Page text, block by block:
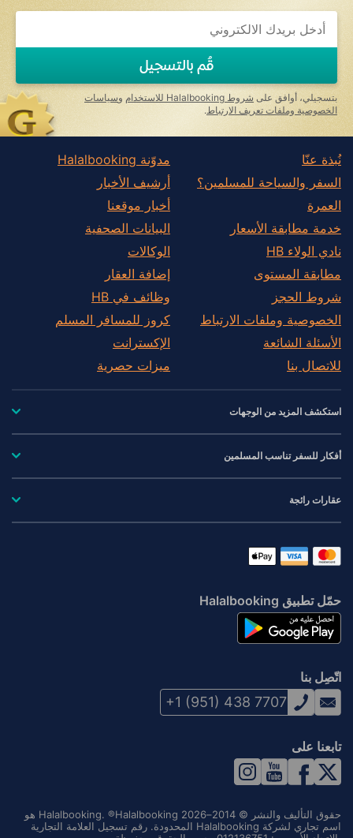
قُم بالتسجيل
بتسجيلي، أوافق على شروط Halalbooking للاستخدام وسياسات
الخصوصية وملفات تعريف الارتباط .
نُبذة عنّا
السفر والسياحة للمسلمين؟
العمرة
خدمة مطابقة الأسعار
نادي الولاء HB
مطابقة المستوى
شروط الحجز
الخصوصية وملفات الارتباط
الأسئلة الشائعة
للاتصال بنا
مدوّنة Halalbooking
أرشيف الأخبار
أخبار موقعنا
البيانات الصحفية
الوكالات
إضافة العقار
وظائف في HB
كروز للمسافر المسلم
الإكسترانت
ميزات حصرية
استكشف المزيد من الوجهات
أفكار للسفر تناسب المسلمين
عقارات رائجة
حمّل تطبيق Halalbooking
اتّصِل بنا
+1 (951) 438 7707
تابعنا على
حقوق التأليف والنشر © 2014–2026 Halalbooking. ®Halalbooking هو
اسم تجاري لشركة Halalbooking المحدودة. رقم تسجيل العلامة التجارية